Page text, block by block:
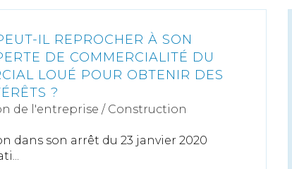
IL REPROCHER À SON
DE COMMERCIALITÉ DU
LOUÉ POUR OBTENIR DES
?
de l'entreprise / Construction
dans son arrêt du 23 janvier 2020